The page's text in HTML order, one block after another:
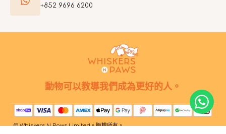
+852 9696 6200
動物可以教導我們成為更好的人。
© Whiskers N Paws Limited。版權所有。